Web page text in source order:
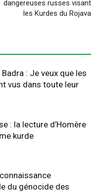
dangereuses russes visant
les Kurdes du Rojava
: Je veux que les
vus dans toute leur
: la lecture d’Homère
kurde
du génocide des